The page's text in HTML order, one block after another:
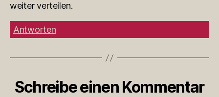
weiter verteilen.
Antworten
Schreibe einen Kommentar